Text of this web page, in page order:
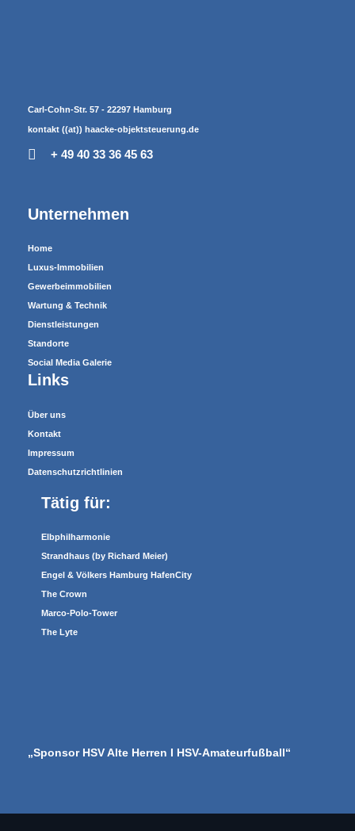
Carl-Cohn-Str. 57 - 22297 Hamburg
kontakt ((at)) haacke-objektsteuerung.de
+ 49 40 33 36 45 63
Unternehmen
Home
Luxus-Immobilien
Gewerbeimmobilien
Wartung & Technik
Dienstleistungen
Standorte
Social Media Galerie
Links
Über uns
Kontakt
Impressum
Datenschutzrichtlinien
Tätig für:
Elbphilharmonie
Strandhaus (by Richard Meier)
Engel & Völkers Hamburg HafenCity
The Crown
Marco-Polo-Tower
The Lyte
„Sponsor HSV Alte Herren I HSV-Amateurfußball“